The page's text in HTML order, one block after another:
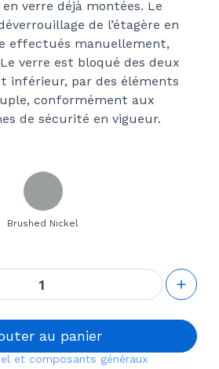
verre déjà montées. Le
de l’étagère en
effectués manuellement,
verre est bloqué des deux
inférieur, par des éléments
conformément aux
de sécurité en vigueur.
Brushed Nickel
au panier
et composants généraux